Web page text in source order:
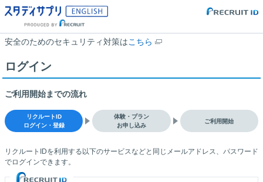
安全のためのセキュリティ対策はこちら
ログイン
ご利用開始までの流れ
リクルートID
ログイン・登録
体験・プラン
お申し込み
ご利用開始
リクルートIDを利用する以下のサービスなどと同じメールアドレス、パスワード
でログインできます。